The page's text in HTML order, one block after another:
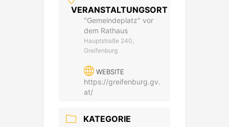
VERANSTALTUNGSORT
"Gemeindeplatz" vor
dem Rathaus
Hauptstraße 240,
Greifenburg
WEBSITE
https://greifenburg.gv.
at/
KATEGORIE